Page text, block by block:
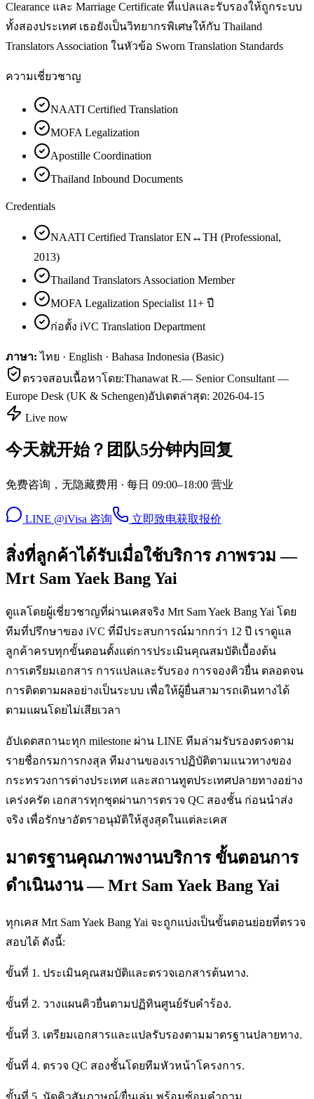
Clearance และ Marriage Certificate ที่แปลและรับรองให้ถูกระบบ
ทั้งสองประเทศ เธอยังเป็นวิทยากรพิเศษให้กับ Thailand
Translators Association ในหัวข้อ Sworn Translation Standards
ความเชี่ยวชาญ
NAATI Certified Translation
MOFA Legalization
Apostille Coordination
Thailand Inbound Documents
Credentials
NAATI Certified Translator EN↔TH (Professional,
2013)
Thailand Translators Association Member
MOFA Legalization Specialist 11+ ปี
ก่อตั้ง iVC Translation Department
ภาษา: ไทย · English · Bahasa Indonesia (Basic)
ตรวจสอบเนื้อหาโดย:Thanawat R.— Senior Consultant —
Europe Desk (UK & Schengen)อัปเดตล่าสุด: 2026-04-15
Live now
今天就开始？团队5分钟内回复
免费咨询，无隐藏费用 · 每日 09:00–18:00 营业
LINE @iVisa 咨询 立即致电获取报价
สิ่งที่ลูกค้าได้รับเมื่อใช้บริการ ภาพรวม —
Mrt Sam Yaek Bang Yai
ดูแลโดยผู้เชี่ยวชาญที่ผ่านเคสจริง Mrt Sam Yaek Bang Yai โดย
ทีมที่ปรึกษาของ iVC ที่มีประสบการณ์มากกว่า 12 ปี เราดูแล
ลูกค้าครบทุกขั้นตอนตั้งแต่การประเมินคุณสมบัติเบื้องต้น
การเตรียมเอกสาร การแปลและรับรอง การจองคิวยื่น ตลอดจน
การติดตามผลอย่างเป็นระบบ เพื่อให้ผู้ยื่นสามารถเดินทางได้
ตามแผนโดยไม่เสียเวลา
อัปเดตสถานะทุก milestone ผ่าน LINE ทีมล่ามรับรองตรงตาม
รายชื่อกรมการกงสุล ทีมงานของเราปฏิบัติตามแนวทางของ
กระทรวงการต่างประเทศ และสถานทูตประเทศปลายทางอย่าง
เคร่งครัด เอกสารทุกชุดผ่านการตรวจ QC สองชั้น ก่อนนำส่ง
จริง เพื่อรักษาอัตราอนุมัติให้สูงสุดในแต่ละเคส
มาตรฐานคุณภาพงานบริการ ขั้นตอนการ
ดำเนินงาน — Mrt Sam Yaek Bang Yai
ทุกเคส Mrt Sam Yaek Bang Yai จะถูกแบ่งเป็นขั้นตอนย่อยที่ตรวจ
สอบได้ ดังนี้:
ขั้นที่ 1. ประเมินคุณสมบัติและตรวจเอกสารต้นทาง.
ขั้นที่ 2. วางแผนคิวยื่นตามปฏิทินศูนย์รับคำร้อง.
ขั้นที่ 3. เตรียมเอกสารและแปลรับรองตามมาตรฐานปลายทาง.
ขั้นที่ 4. ตรวจ QC สองชั้นโดยทีมหัวหน้าโครงการ.
ขั้นที่ 5. นัดคิวสัมภาษณ์/ยื่นเล่ม พร้อมซ้อมคำถาม.